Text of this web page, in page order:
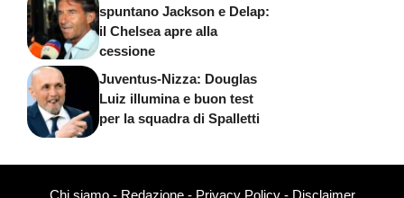
spuntano Jackson e Delap:
il Chelsea apre alla
cessione
Juventus-Nizza: Douglas
Luiz illumina e buon test
per la squadra di Spalletti
Chi siamo- Redazione- Privacy Policy- Disclaimer